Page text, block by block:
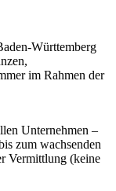
Württemberg
im Rahmen der
Unternehmen –
zum wachsenden
Vermittlung (keine